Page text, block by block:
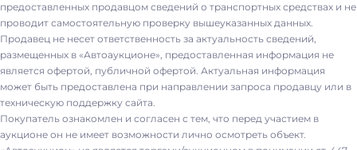
предоставленных продавцом сведений о транспортных средствах и не
проводит самостоятельную проверку вышеуказанных данных.
Продавец не несет ответственность за актуальность сведений,
размещенных в «Автоаукционе», предоставленная информация не
является офертой, публичной офертой. Актуальная информация
может быть предоставлена при направлении запроса продавцу или в
техническую поддержку сайта.
Покупатель ознакомлен и согласен с тем, что перед участием в
аукционе он не имеет возможности лично осмотреть объект.